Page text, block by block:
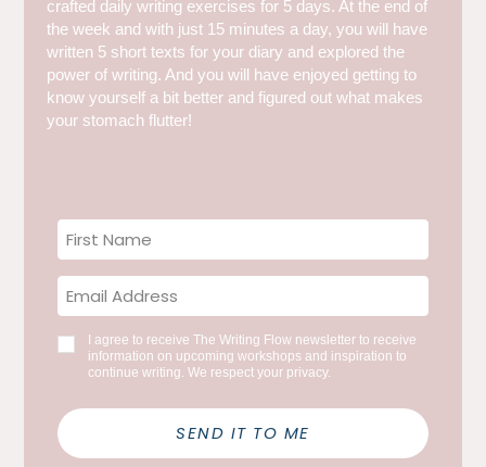
crafted daily writing exercises for 5 days. At the end of
the week and with just 15 minutes a day, you will have
written 5 short texts for your diary and explored the
power of writing. And you will have enjoyed getting to
know yourself a bit better and figured out what makes
your stomach flutter!
I agree to receive The Writing Flow newsletter to receive
information on upcoming workshops and inspiration to
continue writing. We respect your privacy.
SEND IT TO ME